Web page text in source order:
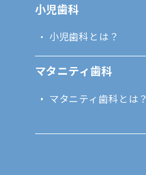
小児歯科
小児歯科とは？
マタニティ歯科
マタニティ歯科とは？